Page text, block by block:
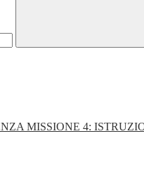
MISSIONE 4: